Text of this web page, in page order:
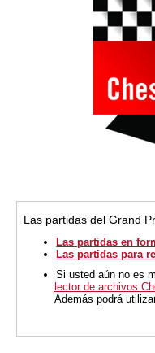
Las partidas del Grand
Las partidas en
Las partidas para
Si usted aún no es
lector de archivos
Además podrá